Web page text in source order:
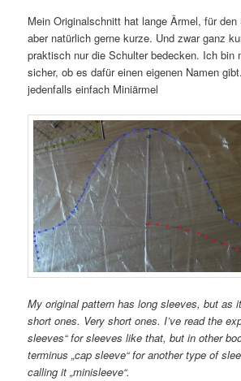
Mein Originalschnitt hat lange Ärmel, für
aber natürlich gerne kurze. Und zwar ganz
praktisch nur die Schulter bedecken. Ich bin
sicher, ob es dafür einen eigenen Namen
jedenfalls einfach Miniärmel
My original pattern has long sleeves, but as
short ones. Very short ones. I’ve read the
sleeves“ for sleeves like that, but in other
terminus „cap sleeve“ for another type of
calling it „minisleeve“.